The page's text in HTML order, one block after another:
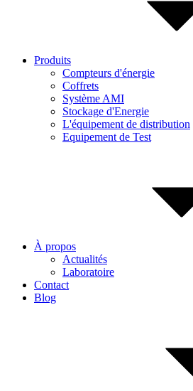
Produits
Compteurs d'énergie
Coffrets
Système AMI
Stockage d'Energie
L'équipement de distribution
Equipement de Test
À propos
Actualités
Laboratoire
Contact
Blog